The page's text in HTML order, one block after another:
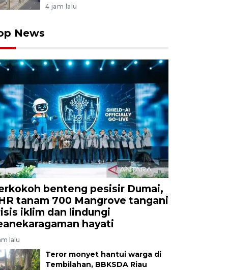
4 jam lalu
News
benteng pesisir Dumai,
tanam 700 Mangrove tangani
iklim dan lindungi
hayati
lalu
Teror monyet hantui warga di
Tembilahan, BBKSDA Riau